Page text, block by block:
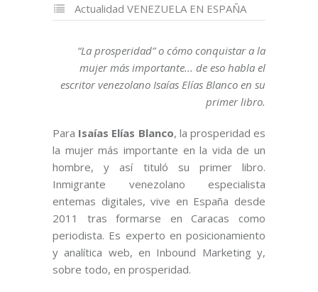
Actualidad VENEZUELA EN ESPAÑA
“La prosperidad” o cómo conquistar a la
mujer más importante... de eso habla el
escritor venezolano Isaías Elías Blanco en su
primer libro.
Para Isaías Elías Blanco, la prosperidad es
la mujer más importante en la vida de un
hombre, y así tituló su primer libro.
Inmigrante venezolano especialista
entemas digitales, vive en España desde
2011 tras formarse en Caracas como
periodista. Es experto en posicionamiento
y analítica web, en Inbound Marketing y,
sobre todo, en prosperidad.